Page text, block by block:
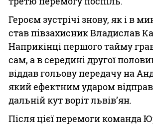
Героєм зустрічі знову, як і в
став півзахисник Владислав
Наприкінці першого тайму
сам, а в середині другої
віддав гольову передачу на
який ефектним ударом
дальній кут воріт львів’ян.
Після цієї перемоги команда